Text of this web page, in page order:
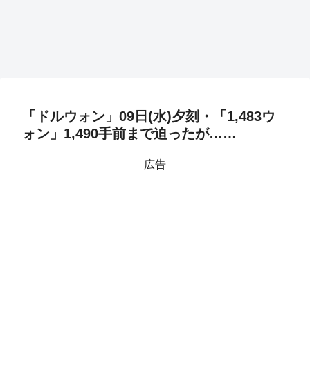
「ドルウォン」09日(水)夕刻・「1,483ウ
ォン」1,490手前まで迫ったが……
広告